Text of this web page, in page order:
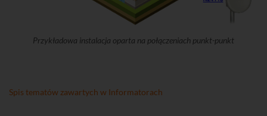
Przykładowa instalacja oparta na połączeniach punkt-punkt
Spis tematów zawartych w Informatorach